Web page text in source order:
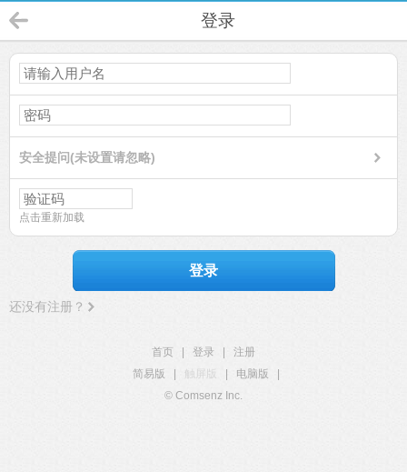
登录
安全提问(未设置请忽略)
点击重新加载
登录
还没有注册？
首页 登录
注册
简易版
触屏版 电脑版
© Comsenz Inc.